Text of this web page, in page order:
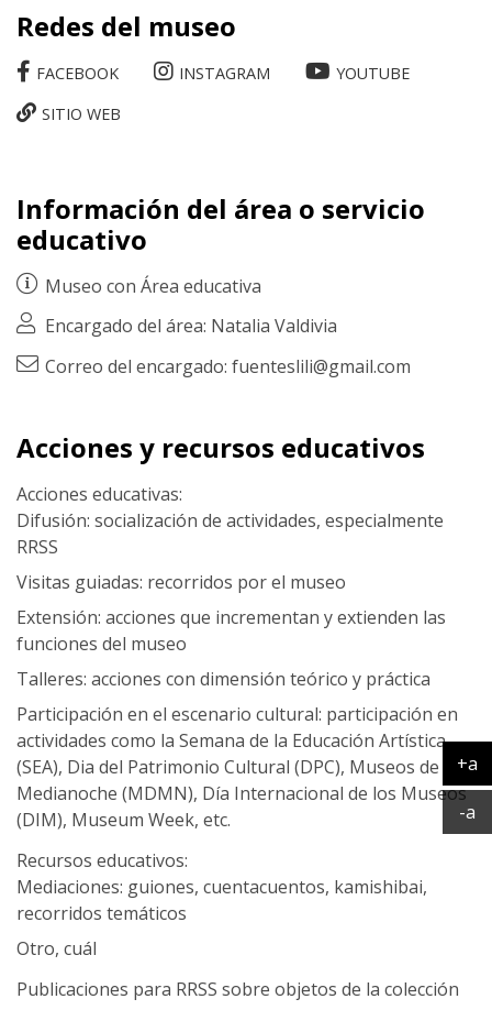
Redes del museo
FACEBOOK INSTAGRAM
YOUTUBE
SITIO WEB
Información del área o servicio
educativo
Museo con Área educativa
Encargado del área: Natalia Valdivia
Correo del encargado: fuenteslili@gmail.com
Acciones y recursos educativos
Acciones educativas:
Difusión: socialización de actividades, especialmente
RRSS
Visitas guiadas: recorridos por el museo
Extensión: acciones que incrementan y extienden las
funciones del museo
Talleres: acciones con dimensión teórico y práctica
Participación en el escenario cultural: participación en
actividades como la Semana de la Educación Artística
(SEA), Dia del Patrimonio Cultural (DPC), Museos de
Medianoche (MDMN), Día Internacional de los Museos
(DIM), Museum Week, etc.
Recursos educativos:
Mediaciones: guiones, cuentacuentos, kamishibai,
recorridos temáticos
Otro, cuál
Publicaciones para RRSS sobre objetos de la colección
+a
-a